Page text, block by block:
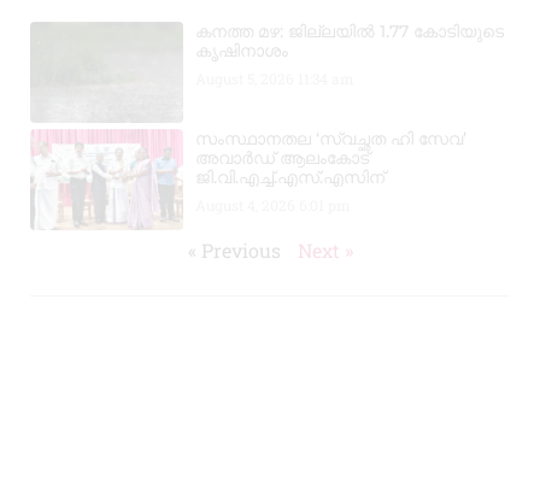
കനത്ത മഴ: ജില്ലയിൽ 1.77 കോടിയുടെ
കൃഷിനാശം
സംസ്ഥാനതല ‘സ്വച്ഛത ഹി സേവ’
അവാർഡ് ആലംകോട്
ജി.വി.എച്ച്.എസ്.എസിന്
« Previous Next »